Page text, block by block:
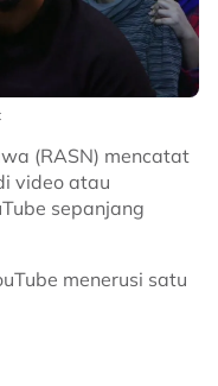
(RASN) mencatat
video atau
sepanjang
menerusi satu